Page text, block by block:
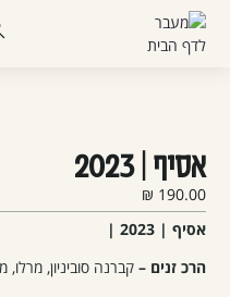
אסיף | 2023
₪ 190.00
אסיף | 2023 |
הרכ זנים –קברנה סוביניון,